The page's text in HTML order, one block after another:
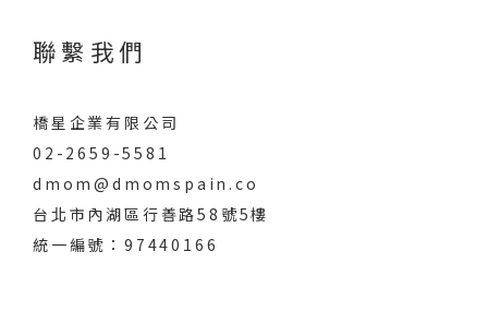
聯繫我們
橋星企業有限公司
02-2659-5581
dmom@dmomspain.co
台北市內湖區行善路58號5樓
統一編號：97440166